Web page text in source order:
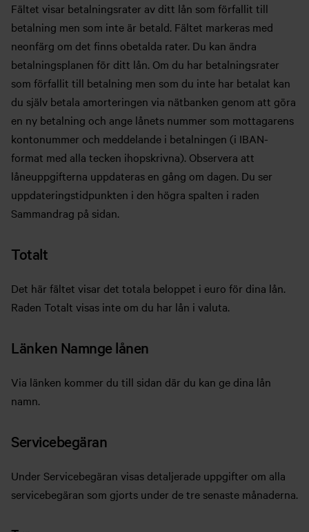
Fältet visar betalningsrater av ditt lån som förfallit till
betalning men som inte är betald. Fältet markeras med
neonfärg om det finns obetalda rater. Du kan ändra
betalningsplanen för ditt lån. Om du har betalningsrater
som förfallit till betalning men som du inte har betalat kan
du själv betala amorteringen via nätbanken genom att göra
en ny betalning och ange lånets nummer som mottagarens
kontonummer och meddelande i betalningen (i IBAN-
format med alla tecken ihopskrivna). Observera att
låneuppgifterna uppdateras en gång om dagen. Du ser
uppdateringstidpunkten i den högra spalten i raden
Sammandrag på sidan.
Totalt
Det här fältet visar det totala beloppet i euro för dina lån.
Raden Totalt visas inte om du har lån i valuta.
Länken Namnge lånen
Via länken kommer du till sidan där du kan ge dina lån
namn.
Servicebegäran
Under Servicebegäran visas detaljerade uppgifter om alla
servicebegäran som gjorts under de tre senaste månaderna.